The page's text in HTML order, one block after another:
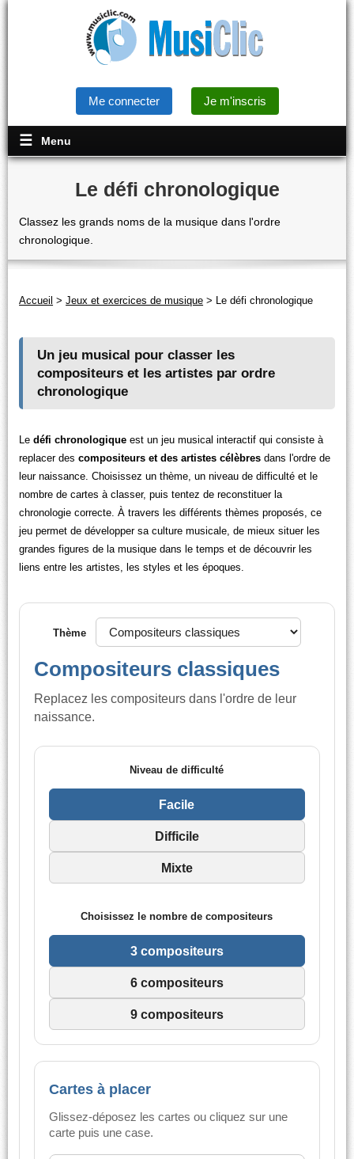
Me connecter Je m'inscris
Menu
Le défi chronologique
Classez les grands noms de la musique dans l'ordre
chronologique.
Accueil >Jeux et exercices de musique > Le défi chronologique
Un jeu musical pour classer les
compositeurs et les artistes par ordre
chronologique
Ledéfi chronologique est un jeu musical interactif qui consiste à
replacer descompositeurs et des artistes célèbres dans l'ordre de
leur naissance. Choisissez un thème, un niveau de difficulté et le
nombre de cartes à classer, puis tentez de reconstituer la
chronologie correcte. À travers les différents thèmes proposés, ce
jeu permet de développer sa culture musicale, de mieux situer les
grandes figures de la musique dans le temps et de découvrir les
liens entre les artistes, les styles et les époques.
Thème
Compositeurs classiques
Replacez les compositeurs dans l'ordre de leur
naissance.
Niveau de difficulté
Facile
Difficile
Mixte
Choisissez le nombre de compositeurs
3 compositeurs
6 compositeurs
9 compositeurs
Cartes à placer
Glissez-déposez les cartes ou cliquez sur une
carte puis une case.